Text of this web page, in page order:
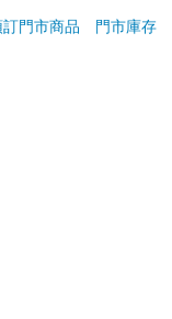
再看看妳是否變
壓力，就讓我們一
震動護
段！
訂門市商品
門市庫存